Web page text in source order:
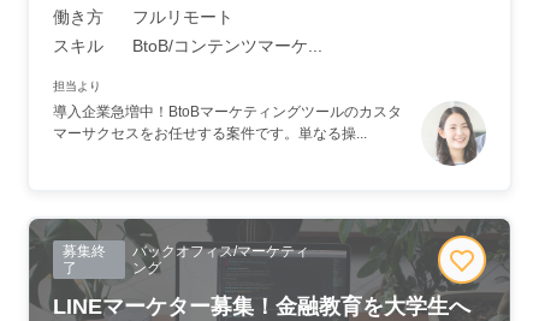
働き方
フルリモート
スキル
BtoB/コンテンツマーケ...
担当より
導入企業急増中！BtoBマーケティングツールのカスタ
マーサクセスをお任せする案件です。単なる操...
募集終
了
バックオフィス/マーケティ
ング
LINEマーケター募集！金融教育を大学生へ